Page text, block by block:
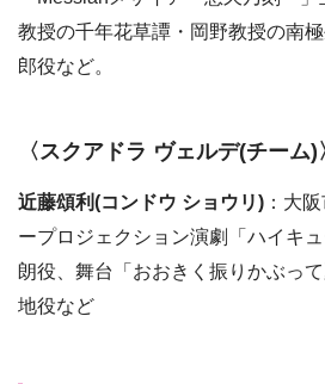
教授の千年花草譚・岡野教授の南
郎役など。
〈スクアドラ ヴェルデ(チーム)
近藤頌利(コンドウ ショウリ) ：大
ープロジェクション演劇「ハイキ
朗役、舞台「おおきく振りかぶっ
地役など